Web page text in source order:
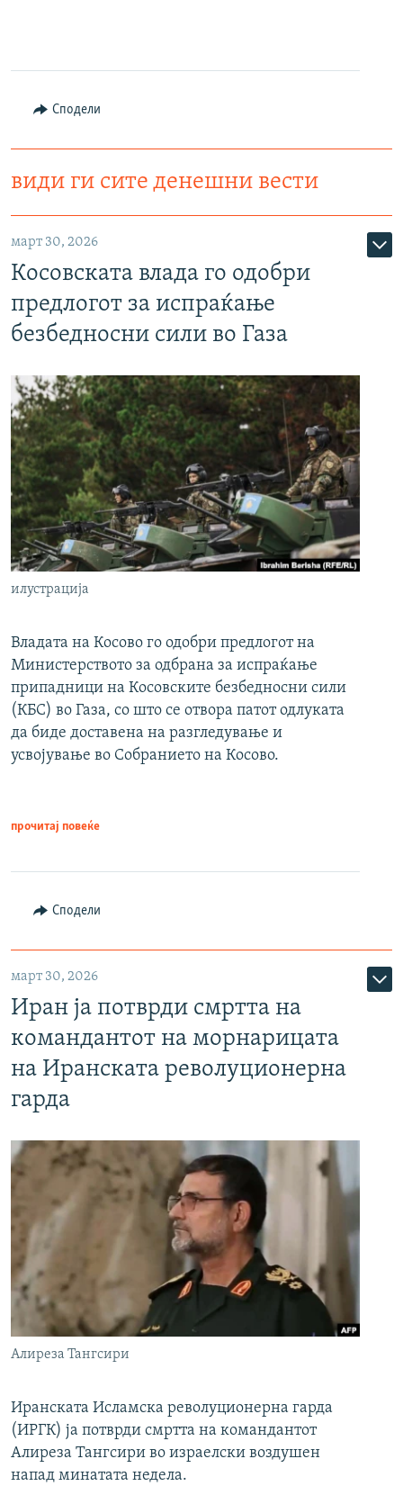
Сподели
види ги сите денешни вести
март 30, 2026
Косовската влада го одобри
предлогот за испраќање
безбедносни сили во Газа
илустрација
Владата на Косово го одобри предлогот на
Министерството за одбрана за испраќање
припадници на Косовските безбедносни сили
(КБС) во Газа, со што се отвора патот одлуката
да биде доставена на разгледување и
усвојување во Собранието на Косово.
прочитај повеќе
Сподели
март 30, 2026
Иран ја потврди смртта на
командантот на морнарицата
на Иранската револуционерна
гарда
Алиреза Тангсири
Иранската Исламска револуционерна гарда
(ИРГК) ја потврди смртта на командантот
Алиреза Тангсири во израелски воздушен
напад минатата недела.